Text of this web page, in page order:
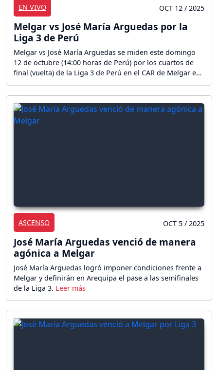
EN VIVO OCT 12 / 2025
Melgar vs José María Arguedas por la
Liga 3 de Perú
Melgar vs José María Arguedas se miden este domingo
12 de octubre (14:00 horas de Perú) por los cuartos de
final (vuelta) de la Liga 3 de Perú en el CAR de Melgar en
Arequipa. ¡Sigue el partido en directo!
ASCENSO OCT 5 / 2025
José María Arguedas venció de manera
agónica a Melgar
José María Arguedas logró imponer condiciones frente a
Melgar y definirán en Arequipa el pase a las semifinales
de la Liga 3.